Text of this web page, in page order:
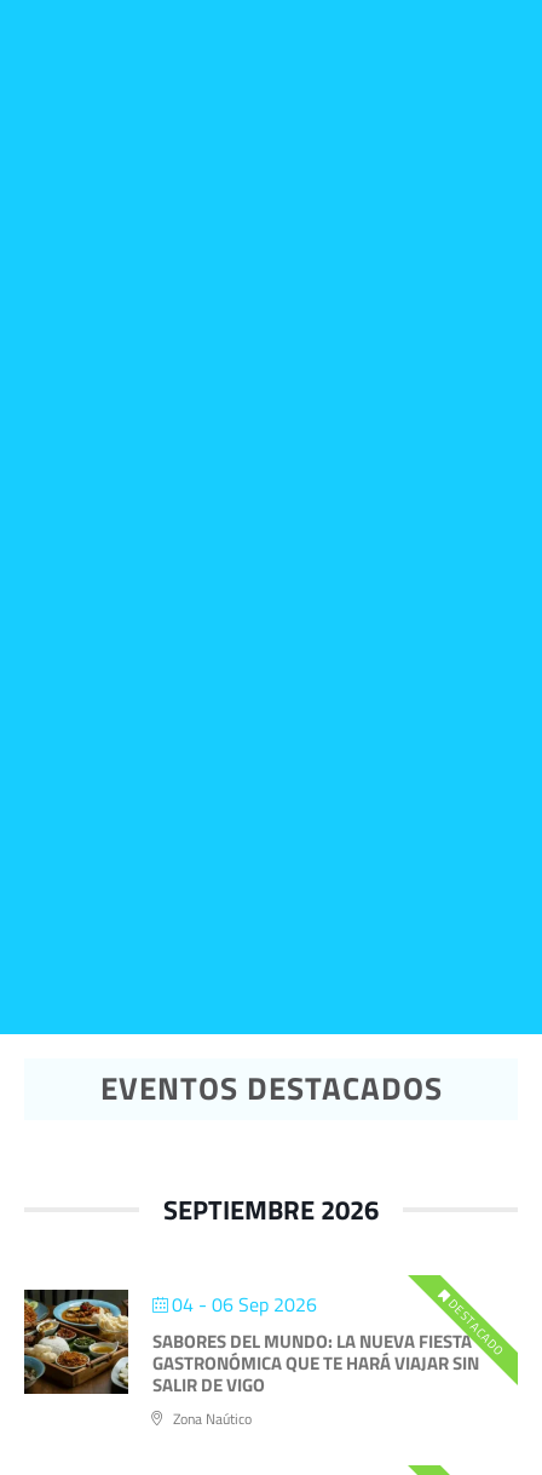
EVENTOS DESTACADOS
SEPTIEMBRE 2026
04 - 06 Sep 2026 DESTACADO
SABORES DEL MUNDO: LA NUEVA FIESTA
GASTRONÓMICA QUE TE HARÁ VIAJAR SIN
SALIR DE VIGO
Zona Naútico